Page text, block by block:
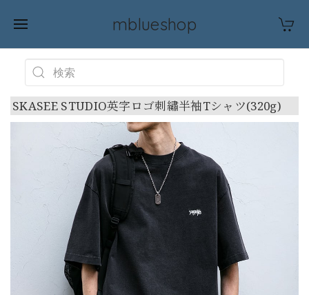
mblueshop
SKASEE STUDIO​英字ロゴ刺繡半袖Tシャツ(320g)